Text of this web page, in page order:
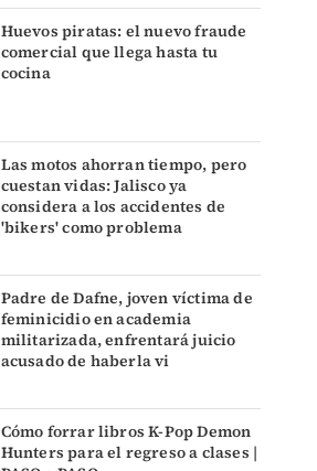
Huevos piratas: el nuevo fraude
comercial que llega hasta tu
cocina
Las motos ahorran tiempo, pero
cuestan vidas: Jalisco ya
considera a los accidentes de
'bikers' como problema
Padre de Dafne, joven víctima de
feminicidio en academia
militarizada, enfrentará juicio
acusado de haberla vi
Cómo forrar libros K-Pop Demon
Hunters para el regreso a clases |